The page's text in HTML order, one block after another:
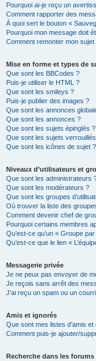
Pourquoi ai-je reçu un
Comment rapporter des
À quoi sert le bouton «
Pourquoi mon message doit
Comment remonter mon sujet
Mise en forme et types de
Que sont les BBCodes ?
Puis-je utiliser le HTML ?
Que sont les smileys ?
Puis-je publier des images ?
Que sont les annonces
Que sont les annonces ?
Que sont les sujets épinglés ?
Que sont les sujets
Que sont les icônes de sujet ?
Niveaux d’utilisateurs et
Que sont les administrateurs
Que sont les modérateurs ?
Que sont les groupes
Où trouver la liste des
Comment devenir chef de
Pourquoi certains membres
Qu’est-ce qu’un « Groupe
Qu’est-ce que le lien «
Messagerie privée
Je ne peux pas envoyer de
Je reçois sans arrêt des
J’ai reçu un spam ou un
Amis et ignorés
Que sont mes listes d’amis et
Comment puis-je ajouter/
Recherche dans les forums